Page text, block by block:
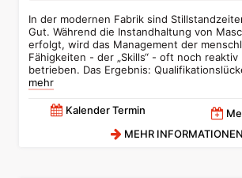
In der modernen Fabrik sind
Gut. Während die Instandhaltung von
erfolgt, wird das Management der
Fähigkeiten - der „Skills“ - oft noch reaktiv
betrieben. Das Ergebnis:
mehr
Kalender Termin
MEHR INFORMATIONEN